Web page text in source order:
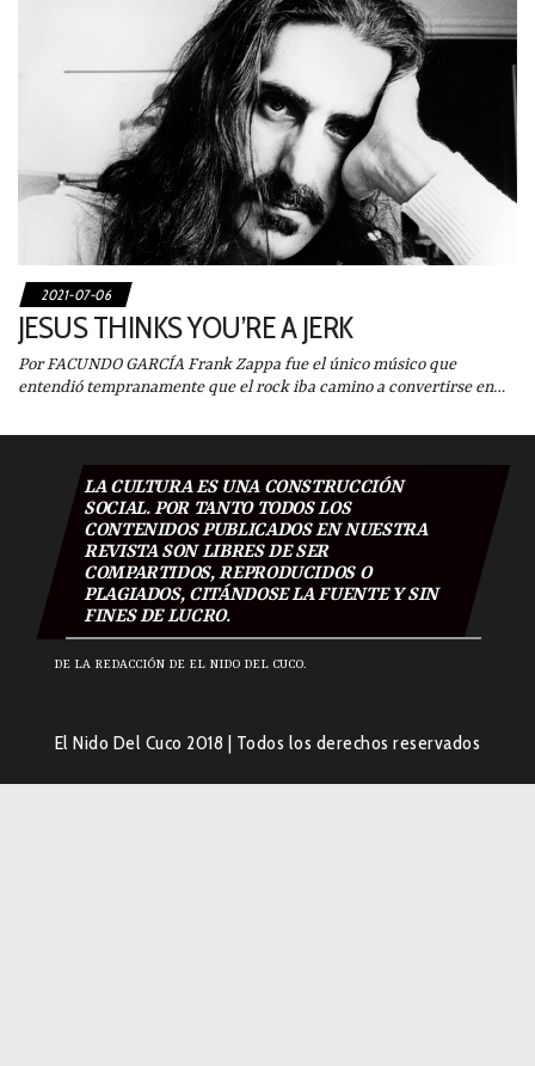
2021-07-06
JESUS THINKS YOU’RE A JERK
Por FACUNDO GARCÍA Frank Zappa fue el único músico que
entendió tempranamente que el rock iba camino a convertirse en…
LA CULTURA ES UNA CONSTRUCCIÓN
SOCIAL. POR TANTO TODOS LOS
CONTENIDOS PUBLICADOS EN NUESTRA
REVISTA SON LIBRES DE SER
COMPARTIDOS, REPRODUCIDOS O
PLAGIADOS, CITÁNDOSE LA FUENTE Y SIN
FINES DE LUCRO.
DE LA REDACCIÓN DE EL NIDO DEL CUCO.
El Nido Del Cuco 2018 | Todos los derechos reservados